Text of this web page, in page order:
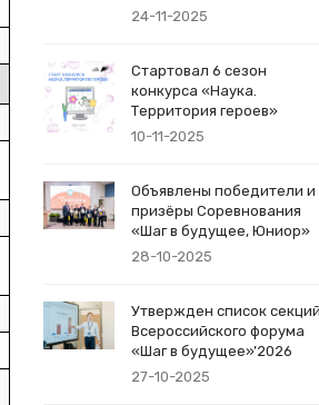
24-11-2025
Стартовал 6 сезон
конкурса «Наука.
Территория героев»
10-11-2025
Объявлены победители и
призёры Соревнования
«Шаг в будущее, Юниор»
28-10-2025
Утвержден список секций
Всероссийского форума
«Шаг в будущее»’2026
27-10-2025